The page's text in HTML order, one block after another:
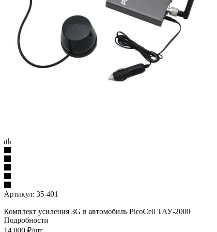
Артикул: 35-401
Комплект усиления 3G в автомобиль PicoCell ТАУ-2000
Подробности
14 000 ₽/шт